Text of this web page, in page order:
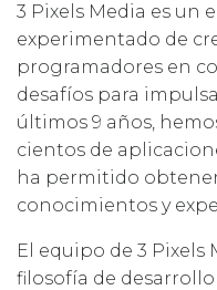
3 Pixels Media es un
experimentado de
programadores en
desafíos para
últimos 9 años,
cientos de
ha permitido
conocimientos y
El equipo de 3 Pixels
filosofía de